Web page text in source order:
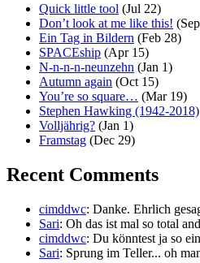
Quick little tool (Jul 22)
Don’t look at me like this!
Ein Tag in Bildern (Feb 28)
SPACEship (Apr 15)
N-n-n-n-neunzehn (Jan 1)
Autumn again (Oct 15)
You’re so square… (Mar 19)
Stephen Hawking (1942-2018)
Volljährig? (Jan 1)
Framstag (Dec 29)
Recent Comments
cimddwc: Danke. Ehrlich
Sari: Oh das ist mal so total
cimddwc: Du könntest ja so
Sari: Sprung im Teller... oh